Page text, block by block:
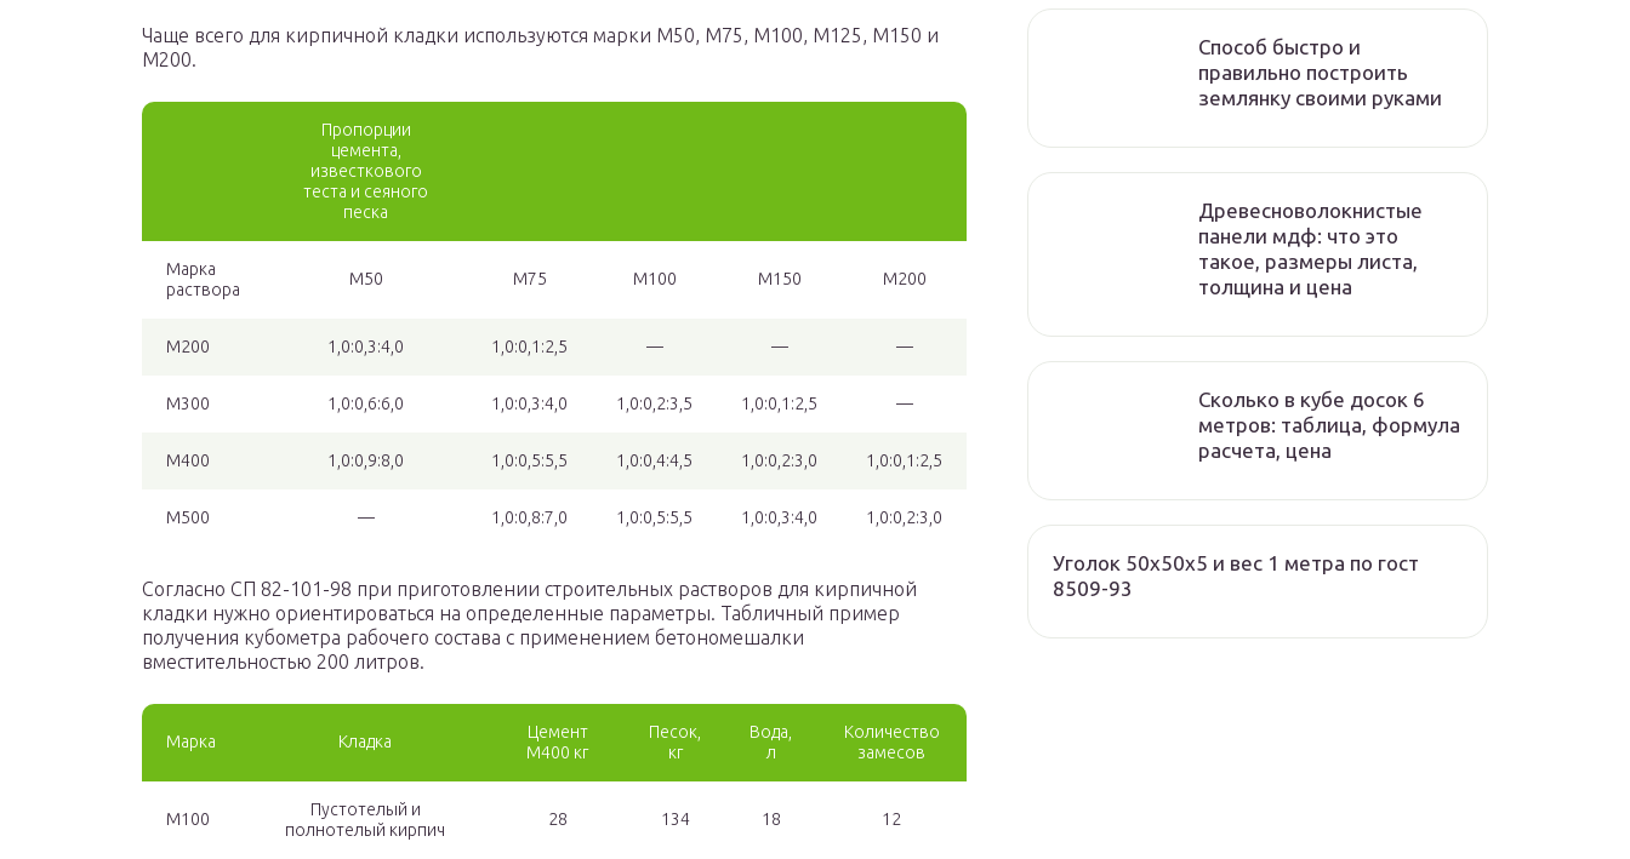
Чаще всего для кирпичной кладки используются марки М50, М75, М100, М125, М150 и
М200.
Пропорции
цемента,
известкового
теста и сеяного
песка
Марка
раствора
М50 М75 М100 М150 М200
М200 1,0:0,3:4,0 1,0:0,1:2,5 — — —
М300 1,0:0,6:6,0 1,0:0,3:4,0 1,0:0,2:3,5 1,0:0,1:2,5 —
М400 1,0:0,9:8,0 1,0:0,5:5,5 1,0:0,4:4,5 1,0:0,2:3,0 1,0:0,1:2,5
М500 — 1,0:0,8:7,0 1,0:0,5:5,5 1,0:0,3:4,0 1,0:0,2:3,0
Согласно СП 82-101-98 при приготовлении строительных растворов для кирпичной
кладки нужно ориентироваться на определенные параметры. Табличный пример
получения кубометра рабочего состава с применением бетономешалки
вместительностью 200 литров.
Марка Кладка
Цемент
М400 кг
Песок,
кг
Вода,
л
Количество
замесов
М100
Пустотелый и
полнотелый кирпич
28 134 18 12
Способ быстро и
правильно построить
землянку своими руками
Древесноволокнистые
панели мдф: что это
такое, размеры листа,
толщина и цена
Сколько в кубе досок 6
метров: таблица, формула
расчета, цена
Уголок 50х50х5 и вес 1 метра по гост
8509-93